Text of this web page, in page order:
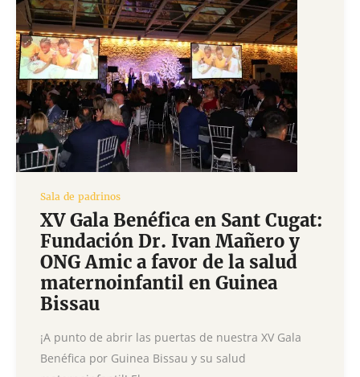
Sala de padrinos
XV Gala Benéfica en Sant Cugat:
Fundación Dr. Ivan Mañero y
ONG Amic a favor de la salud
maternoinfantil en Guinea
Bissau
¡A punto de abrir las puertas de nuestra XV Gala
Benéfica por Guinea Bissau y su salud